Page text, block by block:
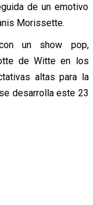
de un emotivo
Morissette.
un show pop,
de Witte en los
altas para la
desarrolla este 23